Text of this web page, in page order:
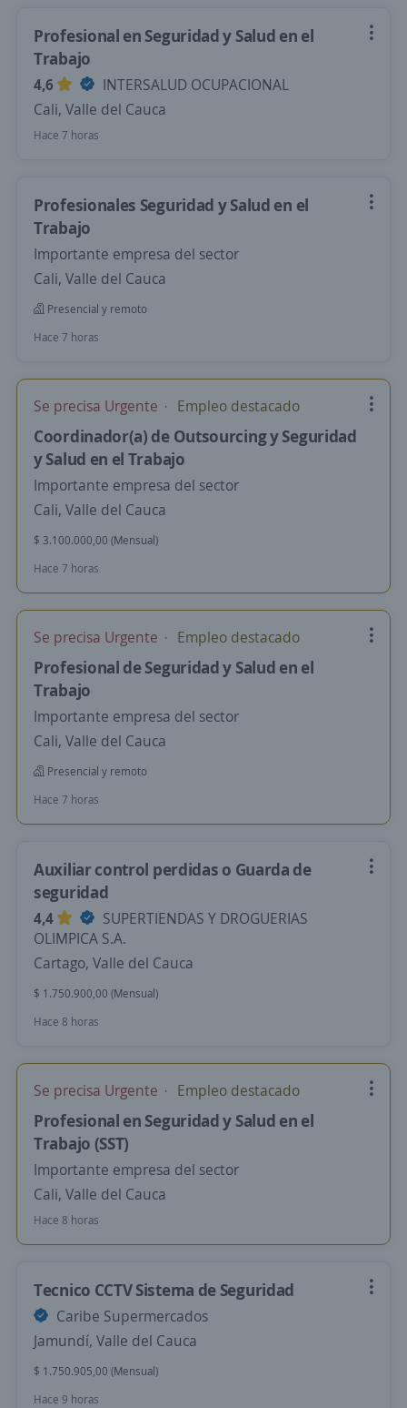
Profesional en Seguridad y Salud en el
Trabajo
4,6
INTERSALUD OCUPACIONAL
Cali, Valle del Cauca
Hace 7 horas
Profesionales Seguridad y Salud en el
Trabajo
Importante empresa del sector
Cali, Valle del Cauca
Presencial y remoto
Hace 7 horas
Se precisa Urgente Empleo destacado
Coordinador(a) de Outsourcing y Seguridad
y Salud en el Trabajo
Importante empresa del sector
Cali, Valle del Cauca
$ 3.100.000,00 (Mensual)
Hace 7 horas
Se precisa Urgente Empleo destacado
Profesional de Seguridad y Salud en el
Trabajo
Importante empresa del sector
Cali, Valle del Cauca
Presencial y remoto
Hace 7 horas
Auxiliar control perdidas o Guarda de
seguridad
4,4
SUPERTIENDAS Y DROGUERIAS
OLIMPICA S.A.
Cartago, Valle del Cauca
$ 1.750.900,00 (Mensual)
Hace 8 horas
Se precisa Urgente Empleo destacado
Profesional en Seguridad y Salud en el
Trabajo (SST)
Importante empresa del sector
Cali, Valle del Cauca
Hace 8 horas
Tecnico CCTV Sistema de Seguridad
Caribe Supermercados
Jamundí, Valle del Cauca
$ 1.750.905,00 (Mensual)
Hace 9 horas